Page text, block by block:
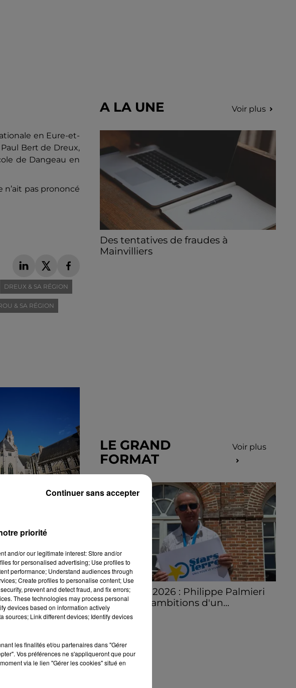
en Eure-et-
Bert de Dreux,
de Dangeau en
pas prononcé
DREUX & SA RÉGION
& SA RÉGION
JUILLET
POUR LE
A LA UNE Voir plus
Des tentatives de fraudes à
Mainvilliers
LE GRAND
FORMAT
Voir plus
Stars'Terre 2026 : Philippe Palmieri
dévoile les ambitions d'un...
À quelques semaines de la première
Philippe Palmieri, président...
priorité
and/or our legitimate interest: Store and/or
for personalised advertising; Use profiles to
performance; Understand audiences through
Create profiles to personalise content; Use
prevent and detect fraud, and fix errors;
These technologies may process personal
devices based on information actively
sources; Link different devices; Identify devices
les finalités et/ou partenaires dans "Gérer
Vos préférences ne s'appliqueront que pour
via le lien "Gérer les cookies" situé en
Continuer sans accepter